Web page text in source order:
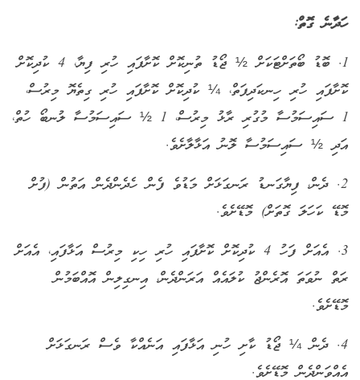
ހަދާނެ ގޮތް:
1. ބޮޑު ބޯތަށްޓަކަށް ½ ޖޯޑު ތުނިކޮށް ކޮށާފައި ހުރި ފިޔާ، 4 ކުދިކޮށް
ކޮށާފައި ހުރި ހިނކަދިފަތް، ¼ ކުދިކޮށް ކޮށާފައި ހުރި ގިތެޔޮ މިރުސް،
1 ސައިސަމުސާ މުގުރި ރާޅު މިރުސް، 1 ½ ސައިސަމުސާ ލުނބޯ ހުތް،
އަދި ½ ސައިސަމުސާ ލޮނު އަޅާލާށެވެ.
2. ދެން، ފިޔާގަނޑު ރަނގަޅަށް މަޑުވެ ފެން ހެދެންދެން އަތުން (ފުށް
މޮޑޭ ކަހަލަ ގޮތަށް) މޮޑޭށެވެ.
3. އެއަށް ފަހު 4 ކުދިކޮށް ކޮށާފައި ހުރި ހިކި މިރުސް އަޅާފައި، އެއަށް
ރަތް ނުވަތަ އޮރެންޖު ކުލައެއް އަރަންދެން، އިނގިލިން އޮއްބަމުން
މޮޑޭށެވެ.
4. ދެން ¼ ޖޯޑު ކާށި ހުނި އަޅާފައި އަނެއްކާ ވެސް ރަނގަޅަށް
އެއްވަންދެން މޮޑޭށެވެ.